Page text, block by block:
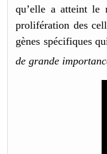
qu’elle a atteint le
prolifération des
gènes spécifiques
de grande